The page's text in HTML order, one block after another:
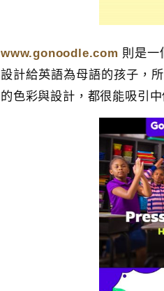
www.gonoodle.com 則是一
設計給英語為母語的孩子，
的色彩與設計，都很能吸引